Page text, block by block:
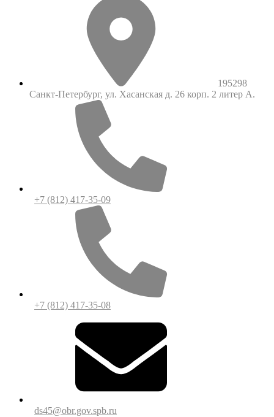
195298
Санкт-Петербург, ул. Хасанская д. 26 корп. 2 литер А.
+7 (812) 417-35-09
+7 (812) 417-35-08
ds45@obr.gov.spb.ru